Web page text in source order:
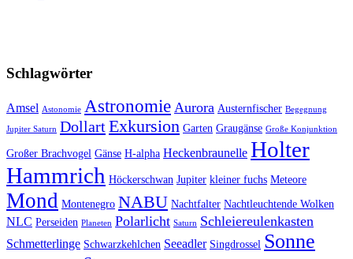
Schlagwörter
Amsel Astonomie Astronomie Aurora Austernfischer Begegnung
Jupiter Saturn DollartExkursion Garten Graugänse Große Konjunktion
Großer Brachvogel Gänse H-alpha Heckenbraunelle Holter
Hammrich Höckerschwan Jupiter kleiner fuchs Meteore
Mond Montenegro NABU Nachtfalter Nachtleuchtende Wolken
NLC Perseiden Planeten Polarlicht Saturn Schleiereulenkasten
Schmetterlinge Schwarzkehlchen Seeadler Singdrossel Sonne